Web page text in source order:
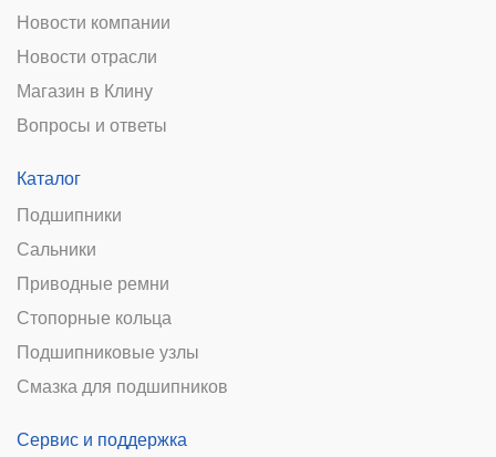
Новости компании
Новости отрасли
Магазин в Клину
Вопросы и ответы
Каталог
Подшипники
Сальники
Приводные ремни
Стопорные кольца
Подшипниковые узлы
Смазка для подшипников
Сервис и поддержка